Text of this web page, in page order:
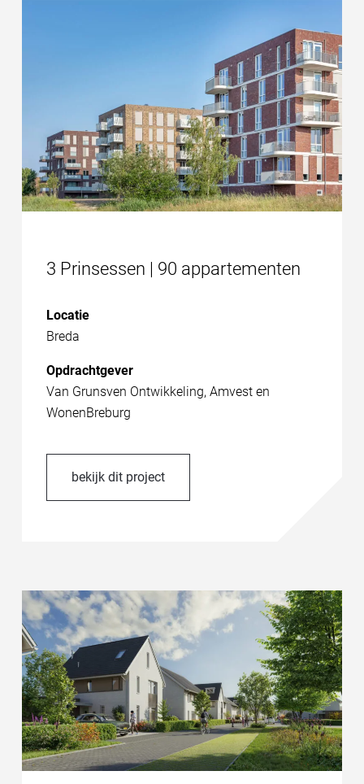
3 Prinsessen | 90 appartementen
Locatie
Breda
Opdrachtgever
Van Grunsven Ontwikkeling, Amvest en
WonenBreburg
bekijk dit project